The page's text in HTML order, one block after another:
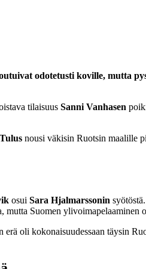
odotetusti koville, mutta
tilaisuus Sanni Vanhasen
nousi väkisin Ruotsin maalille
osui Sara Hjalmarssonin
Suomen ylivoimapelaaminen
oli kokonaisuudessaan täysin